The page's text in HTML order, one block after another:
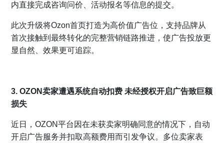
内直接完成咨询问价、活动报名等信息的提交。
此次升级将Ozon首页打造为高价值广告位，支持品牌从
首次接触到最终转化的完整营销链路推进，使广告投放更
显自然、效果更可追踪。
3. OZON卖家遭遇系统自动扣费 未经授权开启广告致巨额
损失
近日，OZON平台因在未获卖家明确同意的情况下，自动
开启广告服务并扣取高额费用而引发争议。多位卖家表